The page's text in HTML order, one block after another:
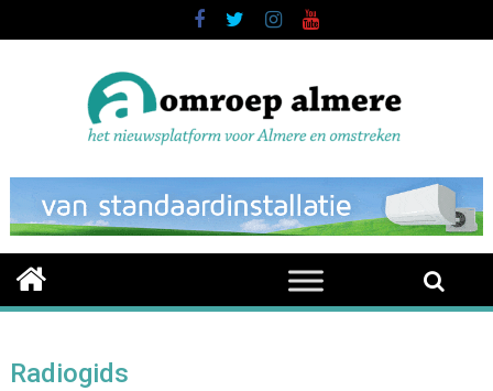
to
Radiogids